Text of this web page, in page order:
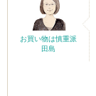
お買い物は慎重派
田島